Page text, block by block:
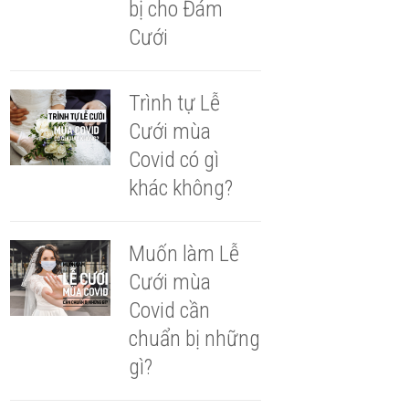
bị cho Đám
Cưới
Trình tự Lễ
Cưới mùa
Covid có gì
khác không?
Muốn làm Lễ
Cưới mùa
Covid cần
chuẩn bị những
gì?